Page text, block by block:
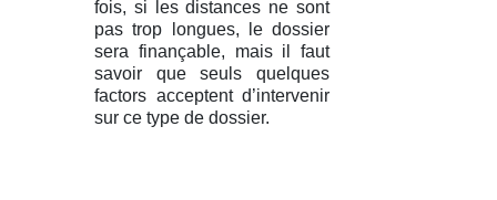
fois, si les distances ne sont
pas trop longues, le dossier
sera finançable, mais il faut
savoir que seuls quelques
factors acceptent d’intervenir
sur ce type de dossier.